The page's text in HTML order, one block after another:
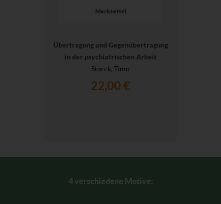
Merkzettel
Übertragung und Gegenübertragung
in der psychiatrischen Arbeit
Storck, Timo
22,00 €
4 verschiedene Motive: